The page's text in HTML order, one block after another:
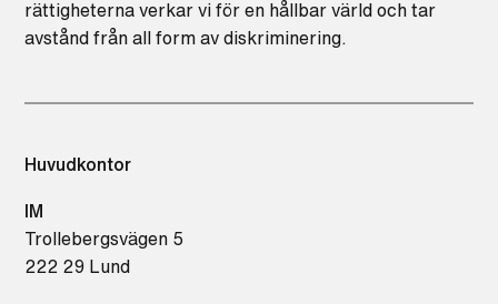
rättigheterna verkar vi för en hållbar värld och tar
avstånd från all form av diskriminering.
Huvudkontor
IM
Trollebergsvägen 5
222 29 Lund